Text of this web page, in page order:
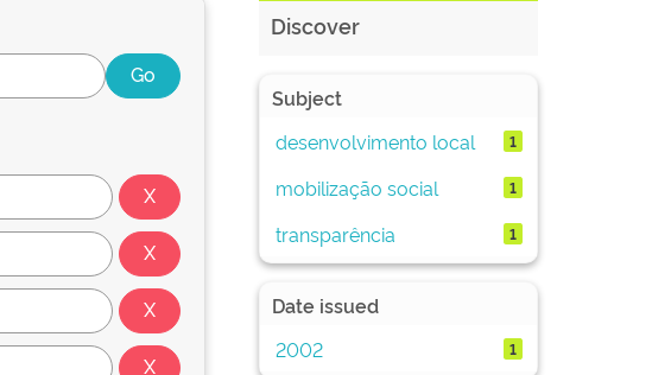
Discover
Subject
desenvolvimento local
1
mobilização social 1
transparência 1
Date issued
2002
1